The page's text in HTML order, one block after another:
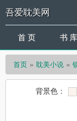
吾爱耽美网
首 页 书 库
首页 耽美小说
背景色：